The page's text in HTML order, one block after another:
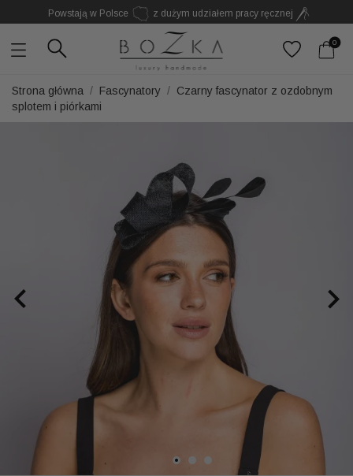
Powstają w Polsce z dużym udziałem pracy ręcznej
Twój znak rozpoznawczy. Nie kolejny dodatek 0
Strona główna Fascynatory
Czarny fascynator z ozdobnym
splotem i piórkami
 